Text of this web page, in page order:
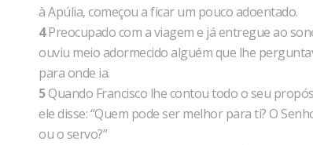
à Apúlia, começou a ficar um pouco adoentado.
4Preocupado com a viagem e já entregue ao
ouviu meio adormecido alguém que lhe
para onde ia.
5Quando Francisco lhe contou todo o seu
ele disse: “Quem pode ser melhor para ti? O
ou o servo?”